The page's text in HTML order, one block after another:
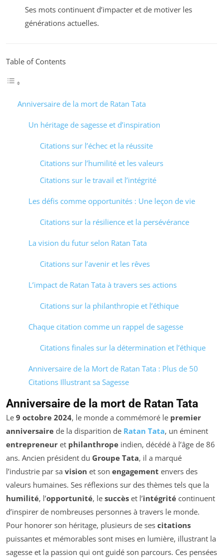
Ses mots continuent d’impacter et de motiver les
générations actuelles.
Table of Contents
Anniversaire de la mort de Ratan Tata
Un héritage de sagesse et d’inspiration
Citations sur l’échec et la réussite
Citations sur l’humilité et les valeurs
Citations sur le travail et l’intégrité
Les défis comme opportunités : Une leçon de vie
Citations sur la résilience et la persévérance
La vision du futur selon Ratan Tata
Citations sur l’avenir et les rêves
L’impact de Ratan Tata à travers ses actions
Citations sur la philanthropie et l’éthique
Chaque citation comme un rappel de sagesse
Citations finales sur la détermination et l’éthique
Anniversaire de la Mort de Ratan Tata : Plus de 50
Citations Illustrant sa Sagesse
Anniversaire de la mort de Ratan Tata
Le 9 octobre 2024, le monde a commémoré le premier
anniversaire de la disparition de Ratan Tata, un éminent
entrepreneur et philanthrope indien, décédé à l’âge de 86
ans. Ancien président du Groupe Tata, il a marqué
l’industrie par sa vision et son engagement envers des
valeurs humaines. Ses réflexions sur des thèmes tels que la
humilité, l’opportunité, le succès et l’intégrité continuent
d’inspirer de nombreuses personnes à travers le monde.
Pour honorer son héritage, plusieurs de ses citations
puissantes et mémorables sont mises en lumière, illustrant la
sagesse et la passion qui ont guidé son parcours. Ces pensées